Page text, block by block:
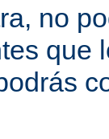
no
que